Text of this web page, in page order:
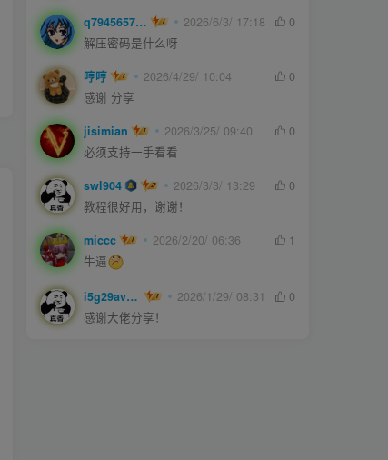
久草cms影院,上传即用的x站影视系统 joe模板撰写新文章短代码
q794565750 2026/6/3/ 17:18
0
解压密码是什么呀
哼哼 2026/4/29/ 10:04
0
感谢 分享
jisimian 2026/3/25/ 09:40
0
必须支持一手看看
swl904 2026/3/3/ 13:29
0
教程很好用，谢谢！
miccc 2026/2/20/ 06:36
1
牛逼
i5g29ave0m 2026/1/29/ 08:31
0
感谢大佬分享！